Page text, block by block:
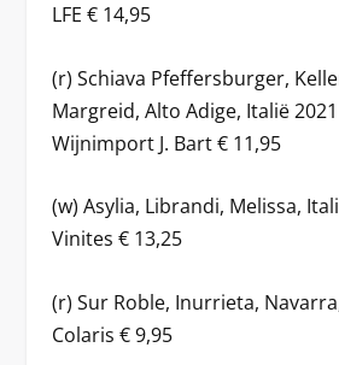
LFE € 14,95
(r) Schiava Pfeffersburger,
Margreid, Alto Adige, Italië 2021
Wijnimport J. Bart € 11,95
(w) Asylia, Librandi, Melissa,
Vinites € 13,25
(r) Sur Roble, Inurrieta,
Colaris € 9,95